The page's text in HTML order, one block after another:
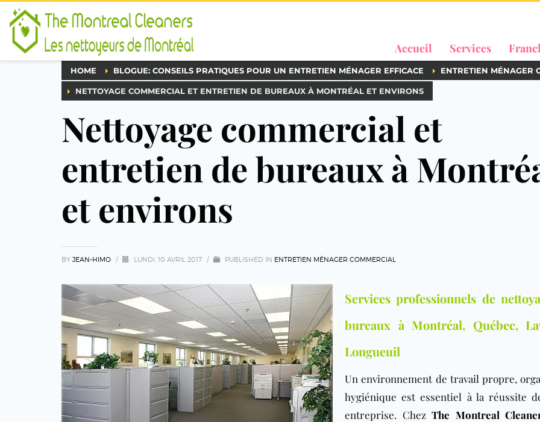
Accueil Services
HOME BLOGUE: CONSEILS PRATIQUES POUR UN ENTRETIEN MÉNAGER EFFICACE ENTRETIEN MÉNAGER
NETTOYAGE COMMERCIAL ET ENTRETIEN DE BUREAUX À MONTRÉAL ET ENVIRONS
Nettoyage commercial et
entretien de bureaux à
et environs
BY JEAN-HIMO / LUNDI, 10 AVRIL 2017 / PUBLISHED IN ENTRETIEN MÉNAGER COMMERCIAL
Services professionnels de
bureaux à Montréal, Québec,
Longueuil
Un environnement de travail propre,
hygiénique est essentiel à la réussite
entreprise. Chez The Montreal